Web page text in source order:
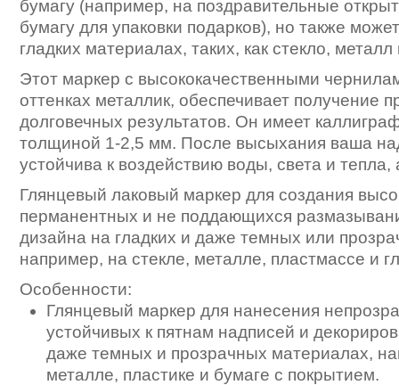
бумагу (например, на поздравительные
бумагу для упаковки подарков), но также
гладких материалах, таких, как стекло,
Этот маркер с высококачественными
оттенках металлик, обеспечивает получение
долговечных результатов. Он имеет
толщиной 1-2,5 мм. После высыхания ваша
устойчива к воздействию воды, света и тепла,
Глянцевый лаковый маркер для создания
перманентных и не поддающихся
дизайна на гладких и даже темных или
например, на стекле, металле, пластмассе и
Особенности:
Глянцевый маркер для нанесения
устойчивых к пятнам надписей и
даже темных и прозрачных материалах,
металле, пластике и бумаге с покрытием.